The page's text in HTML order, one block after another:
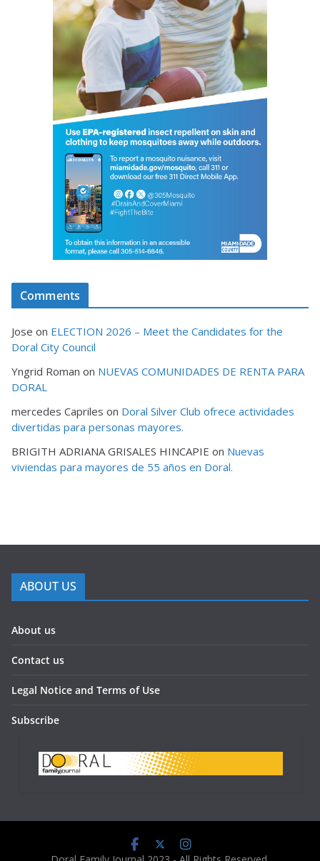
Comments
Jose on ELECTION 2026 – Meet the Candidates for the
Doral City Council
Yngrid Roman on NUEVAS COMUNIDADES DE RENTA PARA
DORAL
mercedes Capriles on Doral Silver Club ofrece actividades
divertidas para personas mayores.
BRIGITH ADRIANA GRISALES HINCAPIE on Nuevas
viviendas para mayores de 55 años en Doral.
ABOUT US
About us
Contact us
Legal Notice and Terms of Use
Subscribe